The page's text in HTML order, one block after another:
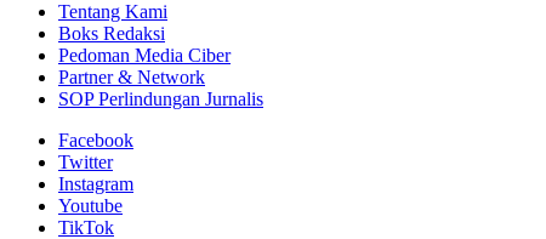
Tentang Kami
Boks Redaksi
Pedoman Media Ciber
Partner & Network
SOP Perlindungan Jurnalis
Facebook
Twitter
Instagram
Youtube
TikTok